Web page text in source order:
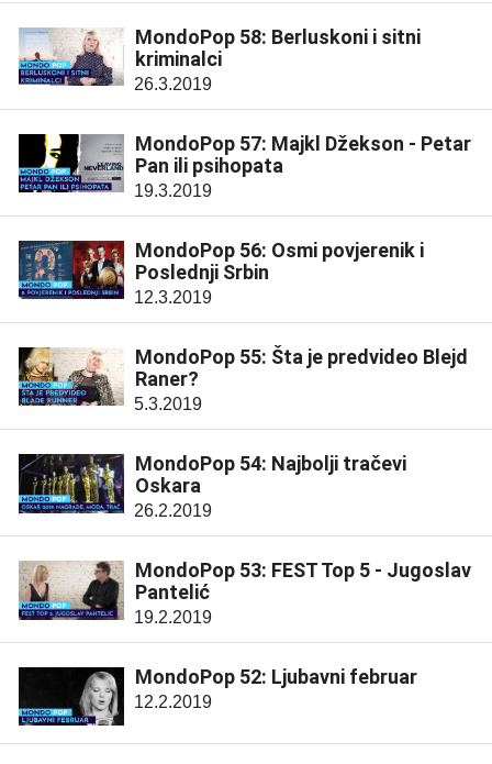
MondoPop 58: Berluskoni i sitni
kriminalci
26.3.2019
MondoPop 57: Majkl Džekson - Petar
Pan ili psihopata
19.3.2019
MondoPop 56: Osmi povjerenik i
Poslednji Srbin
12.3.2019
MondoPop 55: Šta je predvideo Blejd
Raner?
5.3.2019
MondoPop 54: Najbolji tračevi
Oskara
26.2.2019
MondoPop 53: FEST Top 5 - Jugoslav
Pantelić
19.2.2019
MondoPop 52: Ljubavni februar
12.2.2019